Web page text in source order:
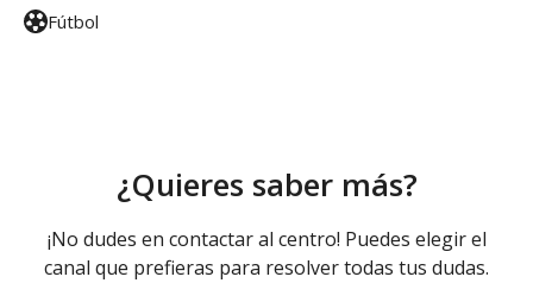
Fútbol
¿Quieres saber más?
¡No dudes en contactar al centro! Puedes elegir el
canal que prefieras para resolver todas tus dudas.